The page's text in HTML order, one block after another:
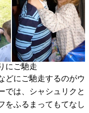
にご馳走
どにご馳走するのがウ
では、シャシュリクと
をふるまってもてなし